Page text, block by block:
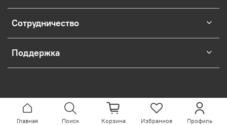
Сотрудничество
Поддержка
Главная Поиск Корзина Избранное Профиль